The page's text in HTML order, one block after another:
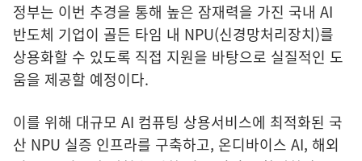
정부는 이번 추경을 통해 높은 잠재력을 가진 국내 AI
반도체 기업이 골든 타임 내 NPU(신경망처리장치)를
상용화할 수 있도록 직접 지원을 바탕으로 실질적인 도
움을 제공할 예정이다.
이를 위해 대규모 AI 컴퓨팅 상용서비스에 최적화된 국
산 NPU 실증 인프라를 구축하고, 온디바이스 AI, 해외